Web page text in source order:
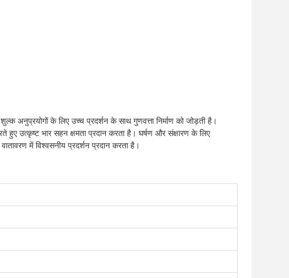
के लिए उच्च प्रदर्शन के साथ गुणवत्ता निर्माण को जोड़ती है।
उत्कृष्ट भार सहन क्षमता प्रदान करता है। घर्षण और संक्षारण के लिए
में विश्वसनीय प्रदर्शन प्रदान करता है।